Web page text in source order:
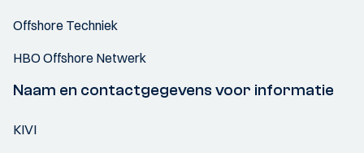
Offshore Techniek
HBO Offshore Netwerk
Naam en contactgegevens voor informatie
KIVI